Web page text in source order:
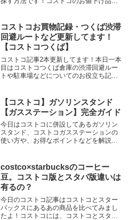
え読めば、あなたもコストコでお買い得
品を見つけることが出来る...
コストコお買物記録・つくば渋滞
回避ルートなど更新してます！
【コストコつくば】
コストコ記事2本更新してます！本日一本
目はコストコつくば倉庫の渋滞回避ルー
トや駐車場などについてのお役立ち記事
参考にしてみてください♪もう一つは本日
の購入品の記事です！
【コストコ】ガソリンスタンド
【ガスステーション】完全ガイド
今日はコストコに併設してあるガソリン
スタンド、コストコガスステーションの
使い方や、お得なポイントなどを解説し
ションが併設されています。2020年7月
30日、木更津...
costco×starbucksのコーヒー
豆。コストコ版とスタバ版違いは
有るの？
今日のコストコ記事はコストコとスター
バックスにあるあの商品を比べてみまし
たよ！コストコには、コストコとスター